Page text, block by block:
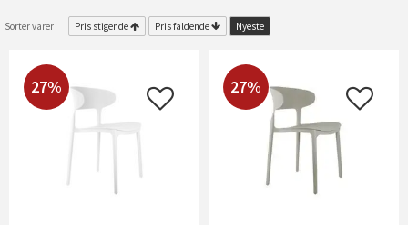
Sorter varer Pris stigende Pris faldende Nyeste
27% 27%